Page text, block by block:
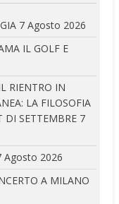
7 Agosto 2026
IL GOLF E
RIENTRO IN
LA FILOSOFIA
DI SETTEMBRE 7
Agosto 2026
A MILANO